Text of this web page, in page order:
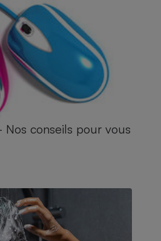
conseils pour vous